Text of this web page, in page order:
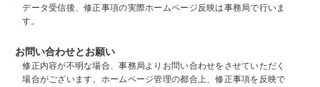
データ受信後、修正事項の実際ホームページ反映は事務局で行いま
す。
お問い合わせとお願い
修正内容が不明な場合、事務局よりお問い合わせをさせていただく
場合がございます。ホームページ管理の都合上、修正事項を反映で